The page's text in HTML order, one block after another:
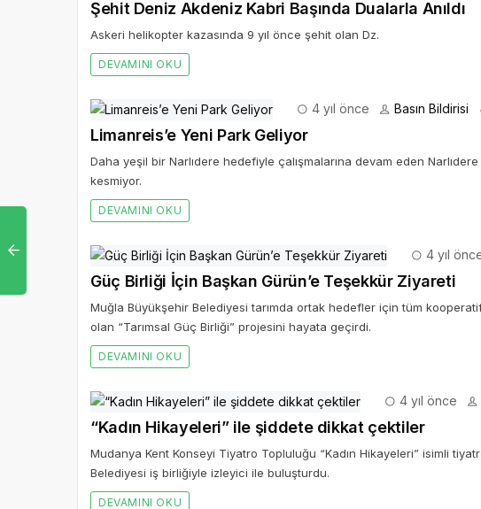
Şehit Deniz Akdeniz Kabri Başında Dualarla Anıldı
Askeri helikopter kazasında 9 yıl önce şehit olan Dz.
DEVAMINI OKU
4 yıl önce Basın Bildirisi
Limanreis’e Yeni Park Geliyor
Daha yeşil bir Narlıdere hedefiyle çalışmalarına devam eden
kesmiyor.
DEVAMINI OKU
4 yıl
Güç Birliği İçin Başkan Gürün’e Teşekkür Ziyareti
Muğla Büyükşehir Belediyesi tarımda ortak hedefler için tüm
olan “Tarımsal Güç Birliği” projesini hayata geçirdi.
DEVAMINI OKU
4 yıl önce
“Kadın Hikayeleri” ile şiddete dikkat çektiler
Mudanya Kent Konseyi Tiyatro Topluluğu “Kadın Hikayeleri” isimli
Belediyesi iş birliğiyle izleyici ile buluşturdu.
DEVAMINI OKU